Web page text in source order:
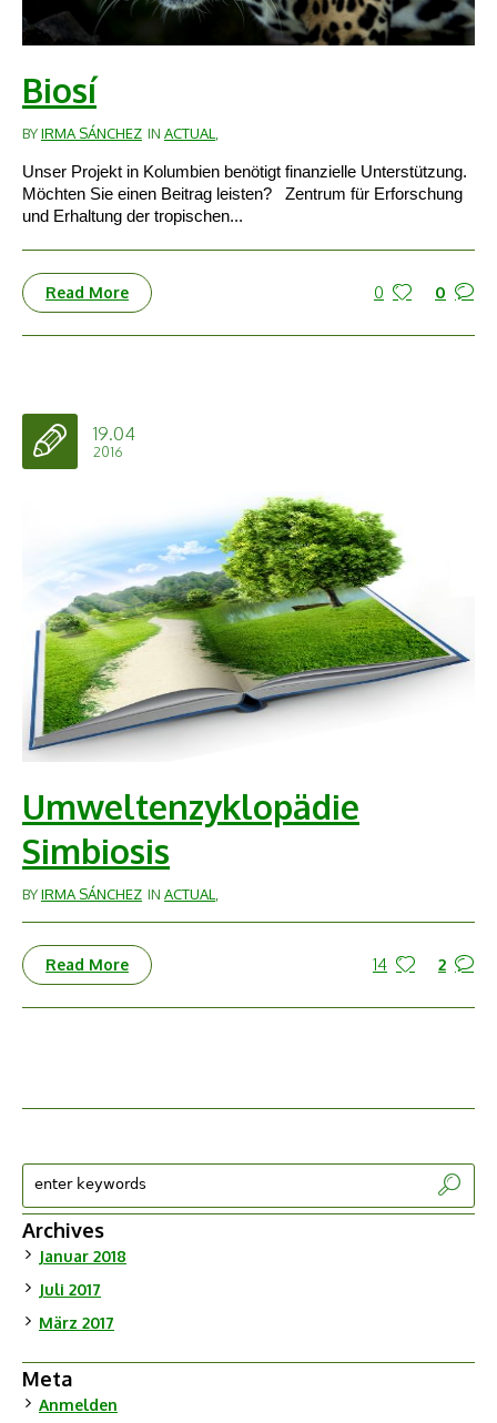
Biosí
BYIRMA SÁNCHEZ IN ACTUAL
Unser Projekt in Kolumbien benötigt finanzielle Unterstützung.
Möchten Sie einen Beitrag leisten? Zentrum für Erforschung
und Erhaltung der tropischen...
0 0
Read More
19.04
2016
Umweltenzyklopädie
Simbiosis
BYIRMA SÁNCHEZ IN ACTUAL
14 2
Read More
Archives
Januar 2018
Juli 2017
März 2017
Meta
Anmelden